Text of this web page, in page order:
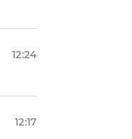
12:24
12:17